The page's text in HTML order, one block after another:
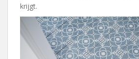
krijgt.